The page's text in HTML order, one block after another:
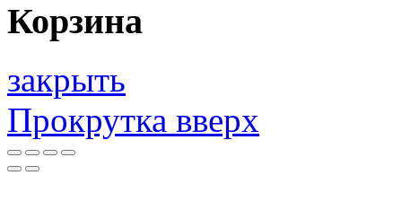
Корзина
закрыть
Прокрутка вверх